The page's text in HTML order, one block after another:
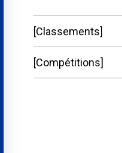
Classements
Compétitions